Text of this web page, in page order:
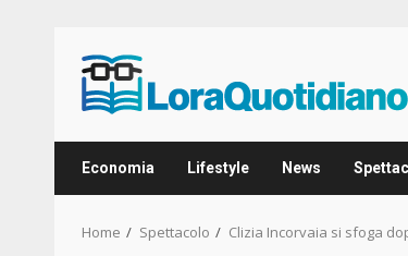
content
Economia Lifestyle News
Home Spettacolo Clizia Incorvaia si sfoga